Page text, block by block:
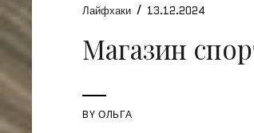
Лайфхаки / 13.12.2024
Магазин
BYОЛЬГА